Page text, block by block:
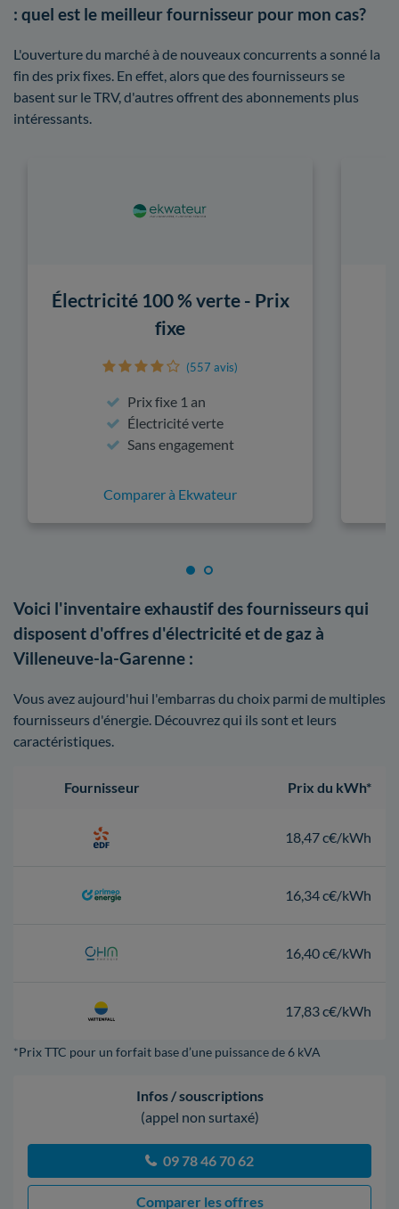
: quel est le meilleur fournisseur pour mon cas?
L'ouverture du marché à de nouveaux concurrents a sonné la
fin des prix fixes. En effet, alors que des fournisseurs se
basent sur le TRV, d'autres offrent des abonnements plus
intéressants.
Électricité 100 % verte - Prix
fixe
(557 avis)
Prix fixe 1 an
Électricité verte
Sans engagement
Comparer à Ekwateur
Voici l'inventaire exhaustif des fournisseurs qui
disposent d'offres d'électricité et de gaz à
Villeneuve-la-Garenne :
Vous avez aujourd'hui l'embarras du choix parmi de multiples
fournisseurs d'énergie. Découvrez qui ils sont et leurs
caractéristiques.
Fournisseur Prix du kWh*
18,47 c€/kWh
16,34 c€/kWh
16,40 c€/kWh
17,83 c€/kWh
*Prix TTC pour un forfait base d’une puissance de 6 kVA
Infos / souscriptions
(appel non surtaxé)
09 78 46 70 62
Comparer les offres